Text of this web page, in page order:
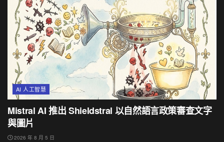
AI 人工智慧
Mistral AI 推出 Shieldstral 以自然語言政策審查文字
與圖片
2026 年 8 月 5 日